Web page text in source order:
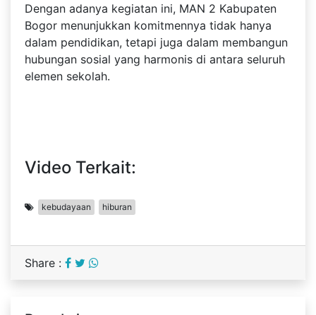
Dengan adanya kegiatan ini, MAN 2 Kabupaten
Bogor menunjukkan komitmennya tidak hanya
dalam pendidikan, tetapi juga dalam membangun
hubungan sosial yang harmonis di antara seluruh
elemen sekolah.
Video Terkait:
kebudayaan hiburan
Share :